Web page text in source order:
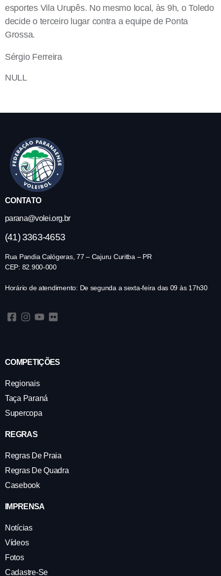
esportes Vila Urupês. No mesmo local, às 9h, o Toledo
decide o terceiro lugar contra a equipe de Ponta
Grossa.
Sérgio Ferreira
NULL
CONTATO
parana@volei.org.br
(41) 3363-4653
Rua Pandia Calógeras, 77 – Cajuru Curitba – PR
CEP: 82.900-000
Horário de atendimento: De segunda a sexta-feira das 09 às 17h30
COMPETIÇÕES
Regionais
Taça Paraná
Supercopa
REGRAS
Regras De Praia
Regras De Quadra
Casebook
IMPRENSA
Notícias
Vídeos
Fotos
Cadastre-Se